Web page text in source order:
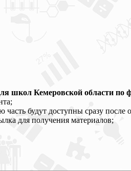
школ Кемеровской области по
будут доступны сразу после
для получения материалов;